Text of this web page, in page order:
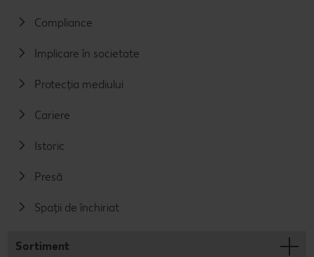
Compliance
Implicare în societate
Protecția mediului
Cariere
Istoric
Presă
Spații de închiriat
Sortiment